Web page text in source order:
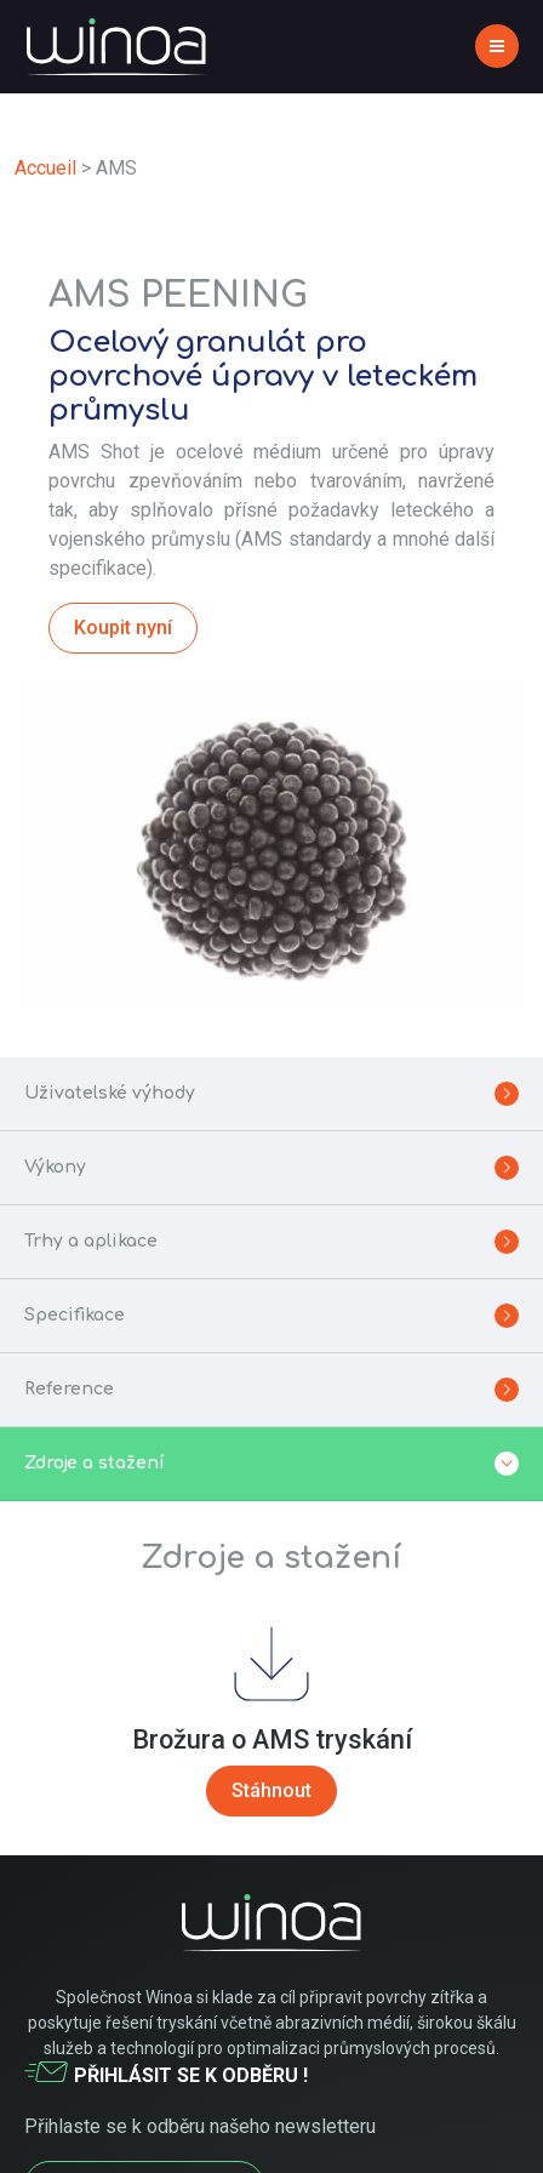
Accueil > AMS
AMS PEENING
Ocelový granulát pro
povrchové úpravy v leteckém
průmyslu
AMS Shot je ocelové médium určené pro úpravy
povrchu zpevňováním nebo tvarováním, navržené
tak, aby splňovalo přísné požadavky leteckého a
vojenského průmyslu (AMS standardy a mnohé další
specifikace).
Koupit nyní
Uživatelské výhody
Výkony
Trhy a aplikace
Specifikace
Reference
Zdroje a stažení
Zdroje a stažení
Brožura o AMS tryskání
Stáhnout
Společnost Winoa si klade za cíl připravit povrchy zítřka a
poskytuje řešení tryskání včetně abrazivních médií, širokou škálu
služeb a technologií pro optimalizaci průmyslových procesů.
PŘIHLÁSIT SE K ODBĚRU !
Přihlaste se k odběru našeho newsletteru